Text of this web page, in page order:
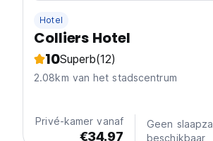
Hotel
Colliers Hotel
10Superb(12)
2.08km van het stadscentrum
Privé-kamer vanaf
€34.97
Geen
beschikbaar